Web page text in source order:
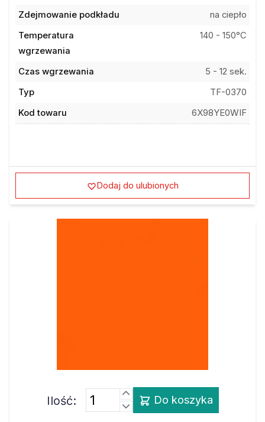
Zdejmowanie podkładu
na ciepło
Temperatura
wgrzewania
140 - 150°C
Czas wgrzewania
5 - 12 sek.
Typ
TF-0370
Kod towaru
6X98YE0WIF
Dodaj do ulubionych
Ilość: Do koszyka